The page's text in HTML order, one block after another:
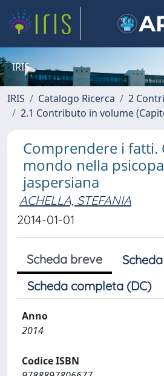
IRIS
IRIS Catalogo Ricerca
2
2.1 Contributo in volume
Comprendere i fatti.
mondo nella
jaspersiana
ACHELLA, STEFANIA
2014-01-01
Scheda breve
Scheda completa (DC)
Anno
2014
Codice ISBN